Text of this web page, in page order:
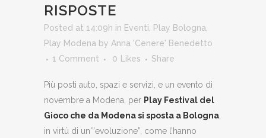
RISPOSTE
Posted at 14:09h in Eventi Play Bologna
Play Modena by Anna 'Cenere' Benedetto
1 Comment
0 Likes Share
Più posti auto, spazi e servizi, e un evento di
novembre a Modena, per Play Festival del
Gioco che da Modena si sposta a Bologna
in virtù di un'”evoluzione”, come l’hanno